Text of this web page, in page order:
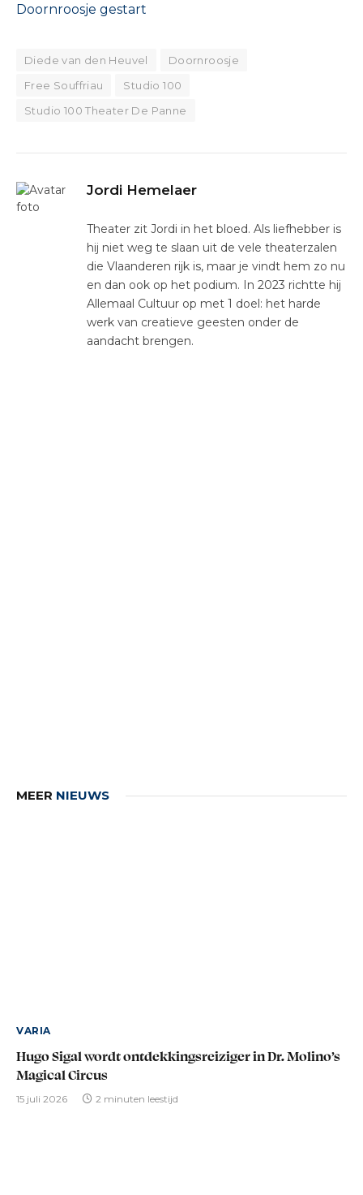
Doornroosje gestart
Diede van den Heuvel
Doornroosje
Free Souffriau
Studio 100
Studio 100 Theater De Panne
Jordi Hemelaer
Theater zit Jordi in het bloed. Als liefhebber is
hij niet weg te slaan uit de vele theaterzalen
die Vlaanderen rijk is, maar je vindt hem zo nu
en dan ook op het podium. In 2023 richtte hij
Allemaal Cultuur op met 1 doel: het harde
werk van creatieve geesten onder de
aandacht brengen.
MEER NIEUWS
VARIA
Hugo Sigal wordt ontdekkingsreiziger in Dr. Molino’s
Magical Circus
15 juli 2026 2 minuten leestijd